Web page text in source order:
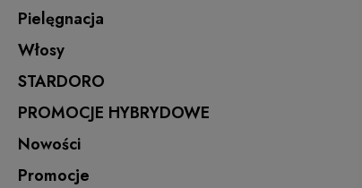
Pielęgnacja
Włosy
STARDORO
PROMOCJE HYBRYDOWE
Nowości
Promocje